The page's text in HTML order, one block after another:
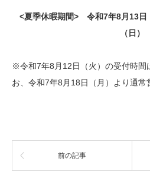
<夏季休暇期間> 令和7年8月13日
（日）
※令和7年8月12日（火）の受付時間
お、令和7年8月18日（月）より通常
前の記事